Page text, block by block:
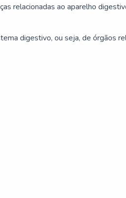
relacionadas ao aparelho
digestivo, ou seja, de órgãos